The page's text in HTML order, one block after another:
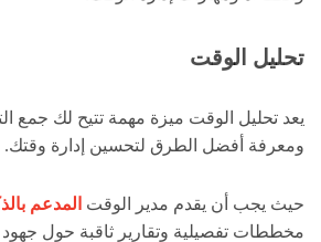
تحليل الوقت
يعد تحليل الوقت ميزة مهمة تتيح لك جمع
ومعرفة أفضل الطرق لتحسين إدارة وقتك.
حيث يجب أن يقدم مدير الوقت المدعم
مخططات تفصيلية وتقارير ثاقبة حول جهود